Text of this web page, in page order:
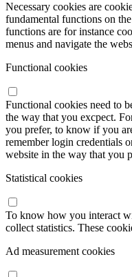
Necessary cookies are
fundamental functions on
functions are for instance
menus and navigate the
Functional cookies
Functional cookies need to
the way that you excpect.
you prefer, to know if you
remember login credentials
website in the way that you
Statistical cookies
To know how you interact
collect statistics. These
Ad measurement cookies